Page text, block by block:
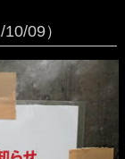
09）